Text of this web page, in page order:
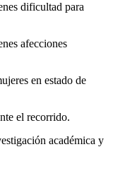
dificultad para
afecciones
en estado de
el recorrido.
académica y